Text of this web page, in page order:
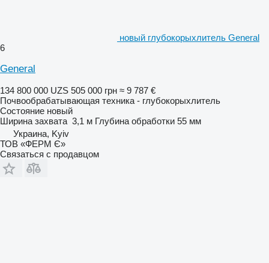
новый глубокорыхлитель General
6
General
134 800 000 UZS 505 000 грн ≈ 9 787 €
Почвообрабатывающая техника - глубокорыхлитель
Состояние новый
Ширина захвата 3,1 м Глубина обработки 55 мм
Украина, Kyiv
ТОВ «ФЕРМ Є»
Связаться с продавцом